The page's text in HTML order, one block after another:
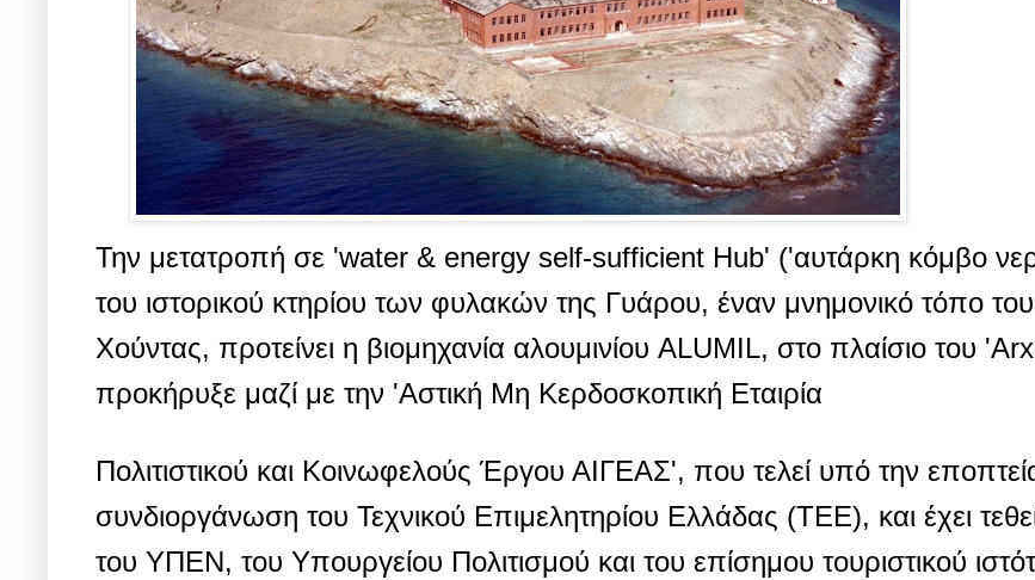
Την μετατροπή σε 'water & energy self-sufficient Hub' ('αυτάρκη κόμβο
του ιστορικού κτηρίου των φυλακών της Γυάρου, έναν μνημονικό τόπο
Χούντας, προτείνει η βιομηχανία αλουμινίου ALUMIL, στο πλαίσιο του
προκήρυξε μαζί με την 'Αστική Μη Κερδοσκοπική Εταιρία
Πολιτιστικού και Κοινωφελούς Έργου ΑΙΓΕΑΣ', που τελεί υπό την
συνδιοργάνωση του Τεχνικού Επιμελητηρίου Ελλάδας (ΤΕΕ), και έχει
του ΥΠΕΝ, του Υπουργείου Πολιτισμού και του επίσημου τουριστικού